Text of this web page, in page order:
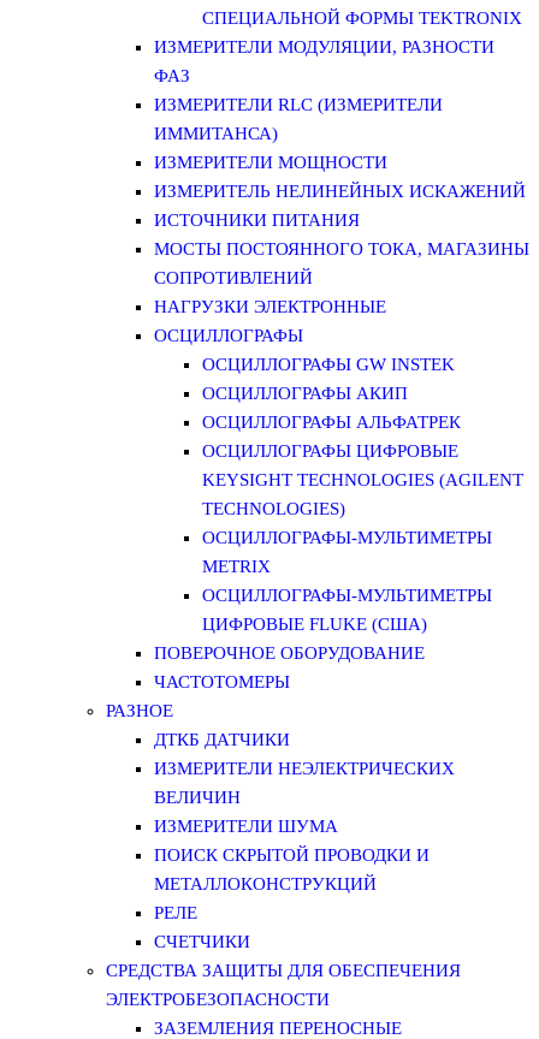
СПЕЦИАЛЬНОЙ ФОРМЫ TEKTRONIX
ИЗМЕРИТЕЛИ МОДУЛЯЦИИ, РАЗНОСТИ
ФАЗ
ИЗМЕРИТЕЛИ RLC (ИЗМЕРИТЕЛИ
ИММИТАНСА)
ИЗМЕРИТЕЛИ МОЩНОСТИ
ИЗМЕРИТЕЛЬ НЕЛИНЕЙНЫХ ИСКАЖЕНИЙ
ИСТОЧНИКИ ПИТАНИЯ
МОСТЫ ПОСТОЯННОГО ТОКА, МАГАЗИНЫ
СОПРОТИВЛЕНИЙ
НАГРУЗКИ ЭЛЕКТРОННЫЕ
ОСЦИЛЛОГРАФЫ
ОСЦИЛЛОГРАФЫ GW INSTEK
ОСЦИЛЛОГРАФЫ АКИП
ОСЦИЛЛОГРАФЫ АЛЬФАТРЕК
ОСЦИЛЛОГРАФЫ ЦИФРОВЫЕ
KEYSIGHT TECHNOLOGIES (AGILENT
TECHNOLOGIES)
ОСЦИЛЛОГРАФЫ-МУЛЬТИМЕТРЫ
METRIX
ОСЦИЛЛОГРАФЫ-МУЛЬТИМЕТРЫ
ЦИФРОВЫЕ FLUKE (США)
ПОВЕРОЧНОЕ ОБОРУДОВАНИЕ
ЧАСТОТОМЕРЫ
РАЗНОЕ
ДТКБ ДАТЧИКИ
ИЗМЕРИТЕЛИ НЕЭЛЕКТРИЧЕСКИХ
ВЕЛИЧИН
ИЗМЕРИТЕЛИ ШУМА
ПОИСК СКРЫТОЙ ПРОВОДКИ И
МЕТАЛЛОКОНСТРУКЦИЙ
РЕЛЕ
СЧЕТЧИКИ
СРЕДСТВА ЗАЩИТЫ ДЛЯ ОБЕСПЕЧЕНИЯ
ЭЛЕКТРОБЕЗОПАСНОСТИ
ЗАЗЕМЛЕНИЯ ПЕРЕНОСНЫЕ